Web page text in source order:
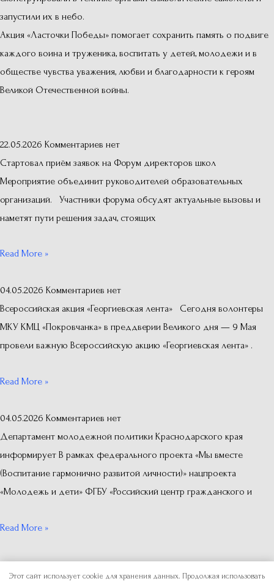
запустили их в небо.
Акция «Ласточки Победы» помогает сохранить память о подвиге
каждого воина и труженика, воспитать у детей, молодежи и в
обществе чувства уважения, любви и благодарности к героям
Великой Отечественной войны.
22.05.2026 Комментариев нет
Стартовал приём заявок на Форум директоров школ
Мероприятие объединит руководителей образовательных
организаций. Участники форума обсудят актуальные вызовы и
наметят пути решения задач, стоящих
Read More »
04.05.2026 Комментариев нет
Всероссийская акция «Георгиевская лента» Сегодня волонтеры
МКУ КМЦ «Покровчанка» в преддверии Великого дня — 9 Мая
провели важную Всероссийскую акцию «Георгиевская лента» .
Read More »
04.05.2026 Комментариев нет
Департамент молодежной политики Краснодарского края
информирует В рамках федерального проекта «Мы вместе
(Воспитание гармонично развитой личности)» нацпроекта
«Молодежь и дети» ФГБУ «Российский центр гражданского и
Read More »
Copyright © 2026 Отдел по делам молодежи
Этот сайт использует cookie для хранения данных. Продолжая использовать